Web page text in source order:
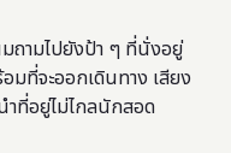
ถามไปยังป้า ๆ ที่นั่งอยู่
ที่จะออกเดินทาง เสียง
ำที่อยู่ไม่ไกลนักสอด